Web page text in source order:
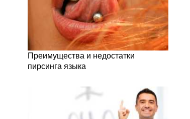
Преимущества и недостатки
пирсинга языка